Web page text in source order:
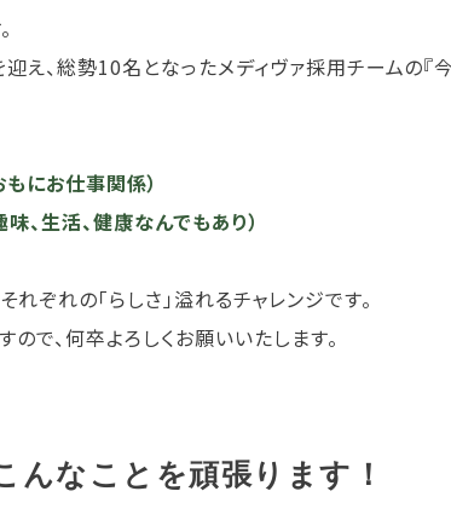
え、総勢10名となったメディヴァ採用チームの『
にお仕事関係）
、生活、健康なんでもあり）
ぞれの「らしさ」溢れるチャレンジです。
で、何卒よろしくお願いいたします。
んなことを頑張ります！